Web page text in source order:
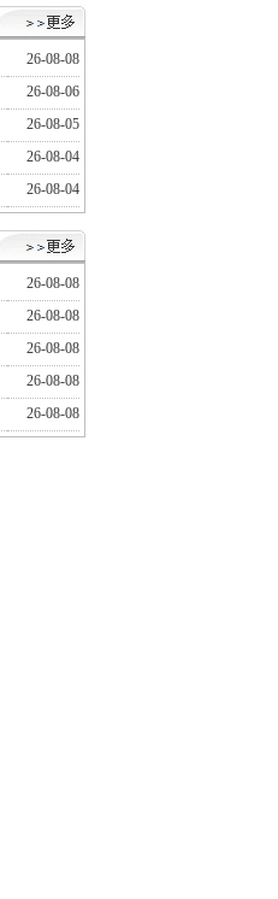
26-08-08
26-08-06
26-08-05
26-08-04
26-08-04
26-08-08
26-08-08
26-08-08
26-08-08
26-08-08